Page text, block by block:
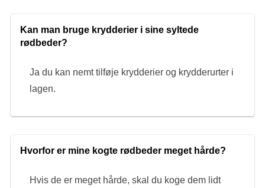
Kan man bruge krydderier i sine syltede
rødbeder?
Ja du kan nemt tilføje krydderier og krydderurter i
lagen.
Hvorfor er mine kogte rødbeder meget hårde?
Hvis de er meget hårde, skal du koge dem lidt